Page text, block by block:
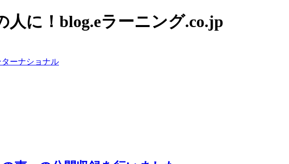
人に！blog.eラーニング.co.jp
ーナショナル